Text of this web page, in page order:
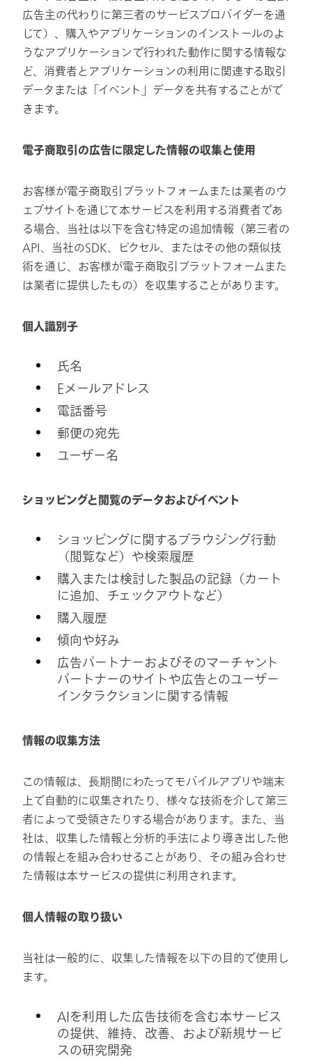
広告主の代わりに第三者のサービスプロバイダーを通
じて）、購入やアプリケーションのインストールのよ
うなアプリケーションで行われた動作に関する情報な
ど、消費者とアプリケーションの利用に関連する取引
データまたは「イベント」データを共有することがで
きます。
電子商取引の広告に限定した情報の収集と使用
お客様が電子商取引プラットフォームまたは業者のウ
ェブサイトを通じて本サービスを利用する消費者であ
る場合、当社は以下を含む特定の追加情報（第三者の
API、当社のSDK、ピクセル、またはその他の類似技
術を通じ、お客様が電子商取引プラットフォームまた
は業者に提供したもの）を収集することがあります。
個人識別子
氏名
Eメールアドレス
電話番号
郵便の宛先
ユーザー名
ショッピングと閲覧のデータおよびイベント
ショッピングに関するブラウジング行動
（閲覧など）や検索履歴
購入または検討した製品の記録（カート
に追加、チェックアウトなど）
購入履歴
傾向や好み
広告パートナーおよびそのマーチャント
パートナーのサイトや広告とのユーザー
インタラクションに関する情報
情報の収集方法
この情報は、長期間にわたってモバイルアプリや端末
上で自動的に収集されたり、様々な技術を介して第三
者によって受領さたりする場合があります。また、当
社は、収集した情報と分析的手法により導き出した他
の情報とを組み合わせることがあり、その組み合わせ
た情報は本サービスの提供に利用されます。
個人情報の取り扱い
当社は一般的に、収集した情報を以下の目的で使用し
ます。
AIを利用した広告技術を含む本サービス
の提供、維持、改善、および新規サービ
スの研究開発